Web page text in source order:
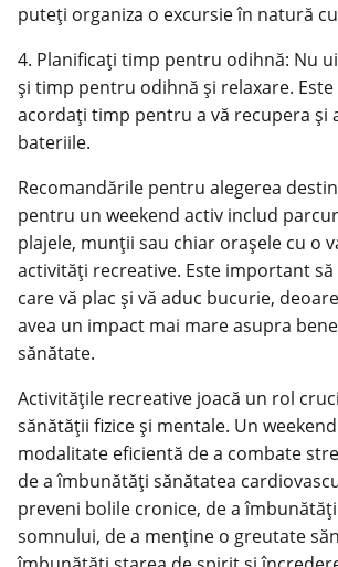
puteți organiza o excursie în natură
4. Planificați timp pentru odihnă: Nu
și timp pentru odihnă și relaxare.
acordați timp pentru a vă recupera și
bateriile.
Recomandările pentru alegerea
pentru un weekend activ includ
plajele, munții sau chiar orașele cu o
activități recreative. Este important
care vă plac și vă aduc bucurie,
avea un impact mai mare asupra
sănătate.
Activitățile recreative joacă un rol
sănătății fizice și mentale. Un
modalitate eficientă de a combate
de a îmbunătăți sănătatea
preveni bolile cronice, de a
somnului, de a menține o greutate